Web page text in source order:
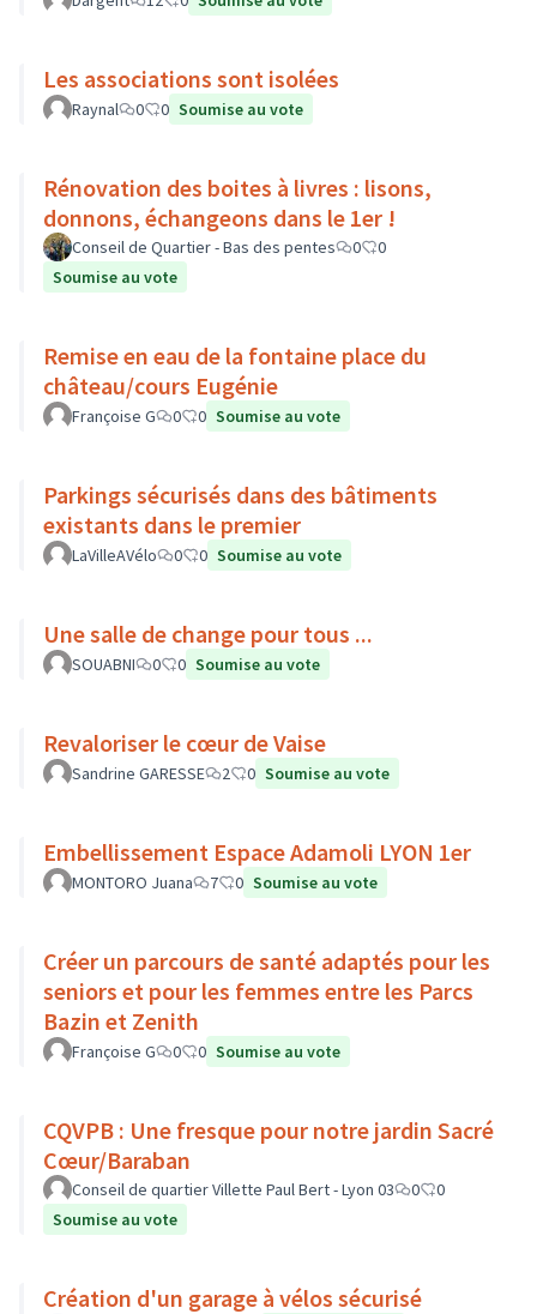
Les associations sont isolées
Raynal 0 0 Soumise au vote
Rénovation des boites à livres : lisons,
donnons, échangeons dans le 1er !
Conseil de Quartier - Bas des pentes 0
0
Soumise au vote
Remise en eau de la fontaine place du
château/cours Eugénie
Françoise G 0 0 Soumise au vote
Parkings sécurisés dans des bâtiments
existants dans le premier
LaVilleAVélo 0 0 Soumise au vote
Une salle de change pour tous ...
SOUABNI 0 0 Soumise au vote
Revaloriser le cœur de Vaise
Sandrine GARESSE 2 0 Soumise au vote
Embellissement Espace Adamoli LYON 1er
MONTORO Juana 7 0 Soumise au vote
Créer un parcours de santé adaptés pour les
seniors et pour les femmes entre les Parcs
Bazin et Zenith
Françoise G 0 0 Soumise au vote
CQVPB : Une fresque pour notre jardin Sacré
Cœur/Baraban
Conseil de quartier Villette Paul Bert - Lyon 03 0
0
Soumise au vote
Création d'un garage à vélos sécurisé